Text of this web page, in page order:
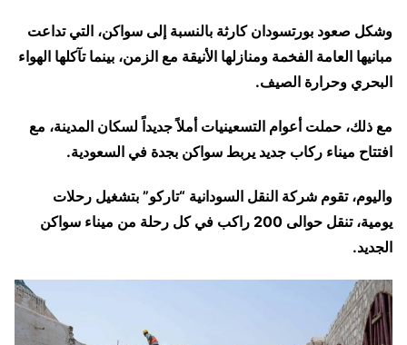
وشكل صعود بورتسودان كارثة بالنسبة إلى سواكن، التي تداعت
مبانيها العامة الفخمة ومنازلها الأنيقة مع الزمن، بينما تآكلها الهواء
البحري وحرارة الصيف.
مع ذلك، حملت أعوام التسعينيات أملاً جديداً لسكان المدينة، مع
افتتاح ميناء ركاب جديد يربط سواكن بجدة في السعودية.
واليوم، تقوم شركة النقل السودانية “تاركو” بتشغيل رحلات
يومية، تنقل حوالى 200 راكب في كل رحلة من ميناء سواكن
الجديد.